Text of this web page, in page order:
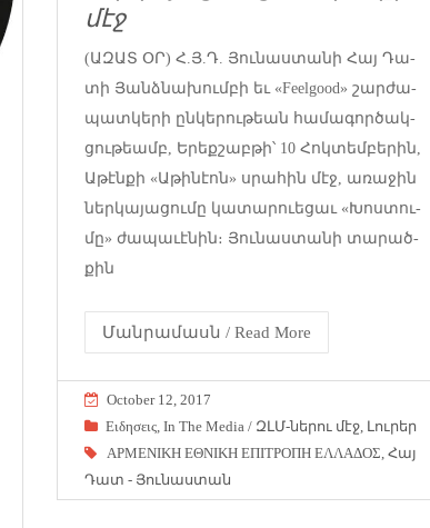
մէջ
(ԱԶԱՏ ՕՐ) Հ.Յ.Դ. ­Յու­նաս­տա­նի ­Հայ ­Դա­
տի ­Յանձ­նա­խում­բի եւ «Feelgood» շար­ժա­
պատ­կե­րի ըն­կե­րու­թեան հա­մա­գոր­ծակ­
ցու­թեամբ, Ե­րեք­շաբ­թի՝ 10 ­Հոկ­տեմ­բե­րին,
Ա­թէն­քի «Ա­թի­նէոն» սրա­հին մէջ, ա­ռա­ջին
ներ­կա­յա­ցու­մը կա­տա­րո­ւե­ցաւ «­Խոս­տու­
մը» ժա­պա­ւէ­նին։ ­Յու­նաս­տա­նի տա­րած­
քին
Մանրամասն / Read More
October 12, 2017
Eιδησεις In The Media / ԶԼՄ-ներու մէջ Լուրեր
ΑΡΜΕΝΙΚΗ ΕΘΝΙΚΗ ΕΠΙΤΡΟΠΗ ΕΛΛΑΔΟΣ Հայ
Դատ - Յունաստան